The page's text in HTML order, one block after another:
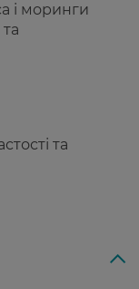
і моринги
та